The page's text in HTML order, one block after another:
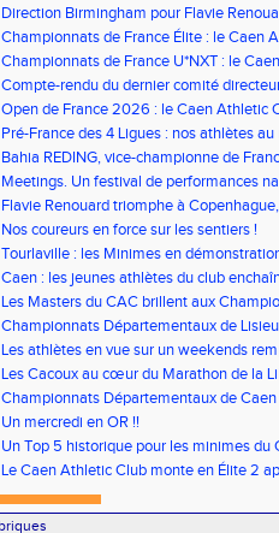
Direction Birmingham pour Flavie
Championnats de France Élite : le Caen
vous à Albi !
Championnats de France U*NXT : le
Stade Charléty !
Compte-rendu du dernier comité
Open de France 2026 : le Caen Athletic
Pré-France des 4 Ligues : nos athlètes
Bahia REDING, vice-championne de
Meetings. Un festival de performances
concours
Flavie Renouard triomphe à
brillent sur tous les fronts
Nos coureurs en force sur les sentiers !
Tourlaville : les Minimes en
Caen : les jeunes athlètes du club
Les Masters du CAC brillent aux
Championnats Départementaux de
remarquables pour nos jeunes athlètes
Les athlètes en vue sur un weekends
Les Cacoux au cœur du Marathon de la
Championnats Départementaux de
rendez-vous
Un mercredi en OR !!
Un Top 5 historique pour les minimes du
Finale Nationale Equip’Athlé !
Le Caen Athletic Club monte en Élite 2